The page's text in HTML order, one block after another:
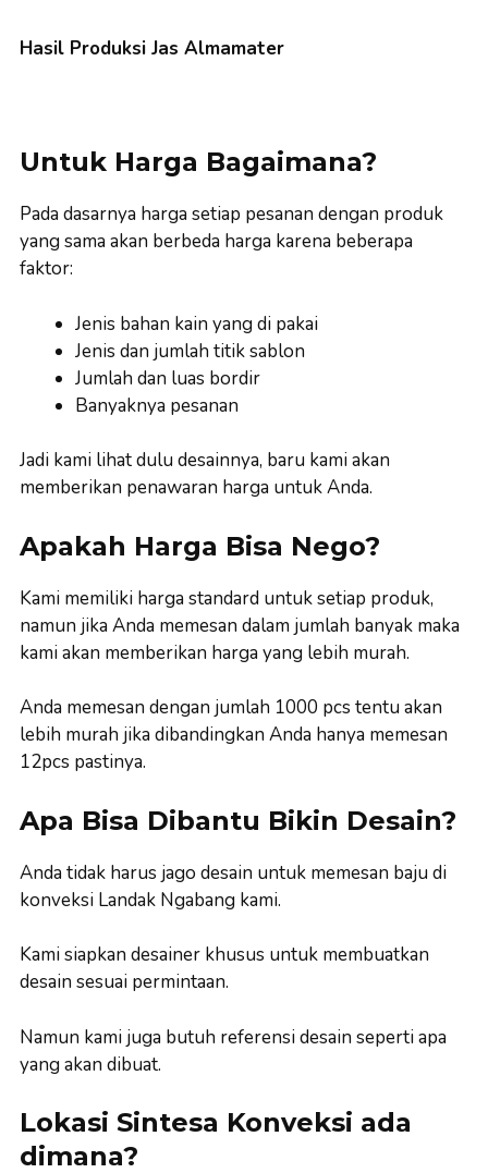
Hasil Produksi Jas Almamater
Untuk Harga Bagaimana?
Pada dasarnya harga setiap pesanan dengan produk
yang sama akan berbeda harga karena beberapa
faktor:
Jenis bahan kain yang di pakai
Jenis dan jumlah titik sablon
Jumlah dan luas bordir
Banyaknya pesanan
Jadi kami lihat dulu desainnya, baru kami akan
memberikan penawaran harga untuk Anda.
Apakah Harga Bisa Nego?
Kami memiliki harga standard untuk setiap produk,
namun jika Anda memesan dalam jumlah banyak maka
kami akan memberikan harga yang lebih murah.
Anda memesan dengan jumlah 1000 pcs tentu akan
lebih murah jika dibandingkan Anda hanya memesan
12pcs pastinya.
Apa Bisa Dibantu Bikin Desain?
Anda tidak harus jago desain untuk memesan baju di
konveksi Landak Ngabang kami.
Kami siapkan desainer khusus untuk membuatkan
desain sesuai permintaan.
Namun kami juga butuh referensi desain seperti apa
yang akan dibuat.
Lokasi Sintesa Konveksi ada
dimana?